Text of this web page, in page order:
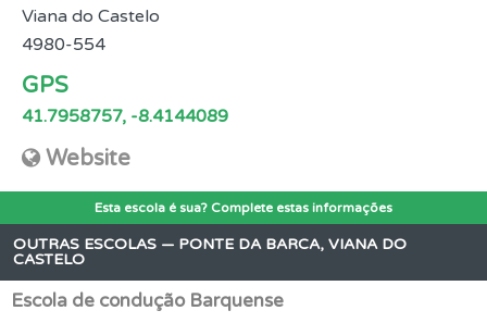
Viana do Castelo
4980-554
GPS
41.7958757, -8.4144089
Website
Esta escola é sua? Complete estas informações
OUTRAS ESCOLAS — PONTE DA BARCA, VIANA DO
CASTELO
Escola de condução Barquense